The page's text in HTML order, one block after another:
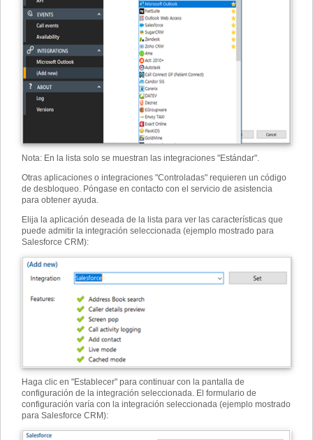
Nota: En la lista solo se muestran las integraciones "Estándar".
Otras aplicaciones o integraciones "Controladas" requieren un código
de desbloqueo. Póngase en contacto con el servicio de asistencia
para obtener ayuda.
Elija la aplicación deseada de la lista para ver las características que
puede admitir la integración seleccionada (ejemplo mostrado para
Salesforce CRM):
Haga clic en "Establecer" para continuar con la pantalla de
configuración de la integración seleccionada. El formulario de
configuración varía con la integración seleccionada (ejemplo mostrado
para Salesforce CRM):